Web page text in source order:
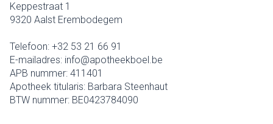
Keppestraat 1
9320 Aalst Erembodegem
Telefoon: +32 53 21 66 91
E-mailadres: info@apotheekboel.be
APB nummer: 411401
Apotheek titularis: Barbara Steenhaut
BTW nummer: BE0423784090